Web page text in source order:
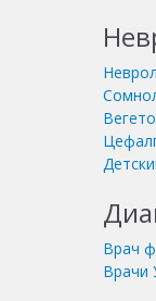
Врач
Врачи